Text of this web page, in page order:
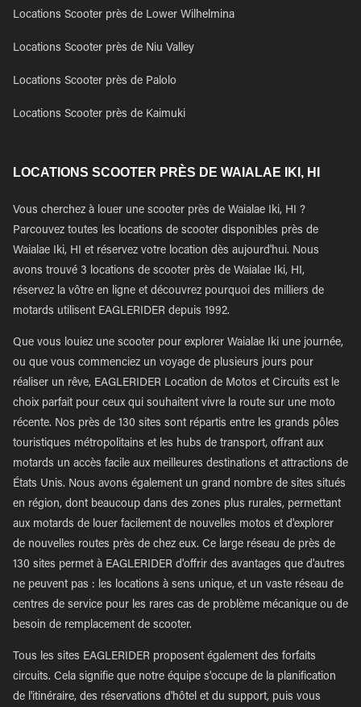
Locations Scooter près de Lower Wilhelmina
Locations Scooter près de Niu Valley
Locations Scooter près de Palolo
Locations Scooter près de Kaimuki
LOCATIONS SCOOTER PRÈS DE WAIALAE IKI, HI
Vous cherchez à louer une scooter près de Waialae Iki, HI ?
Parcouvez toutes les locations de scooter disponibles près de
Waialae Iki, HI et réservez votre location dès aujourd'hui. Nous
avons trouvé 3 locations de scooter près de Waialae Iki, HI,
réservez la vôtre en ligne et découvrez pourquoi des milliers de
motards utilisent EAGLERIDER depuis 1992.
Que vous louiez une scooter pour explorer Waialae Iki une journée,
ou que vous commenciez un voyage de plusieurs jours pour
réaliser un rêve, EAGLERIDER Location de Motos et Circuits est le
choix parfait pour ceux qui souhaitent vivre la route sur une moto
récente. Nos près de 130 sites sont répartis entre les grands pôles
touristiques métropolitains et les hubs de transport, offrant aux
motards un accès facile aux meilleures destinations et attractions de
États Unis. Nous avons également un grand nombre de sites situés
en région, dont beaucoup dans des zones plus rurales, permettant
aux motards de louer facilement de nouvelles motos et d'explorer
de nouvelles routes près de chez eux. Ce large réseau de près de
130 sites permet à EAGLERIDER d'offrir des avantages que d'autres
ne peuvent pas : les locations à sens unique, et un vaste réseau de
centres de service pour les rares cas de problème mécanique ou de
besoin de remplacement de scooter.
Tous les sites EAGLERIDER proposent également des forfaits
circuits. Cela signifie que notre équipe s'occupe de la planification
de l'itinéraire, des réservations d'hôtel et du support, puis vous